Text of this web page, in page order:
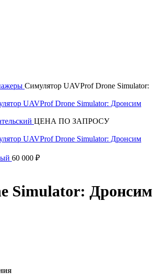
Симулятор UAVProf Drone Simulator:
ЦЕНА ПО ЗАПРОСУ
60 000 ₽
Simulator: Дронсим